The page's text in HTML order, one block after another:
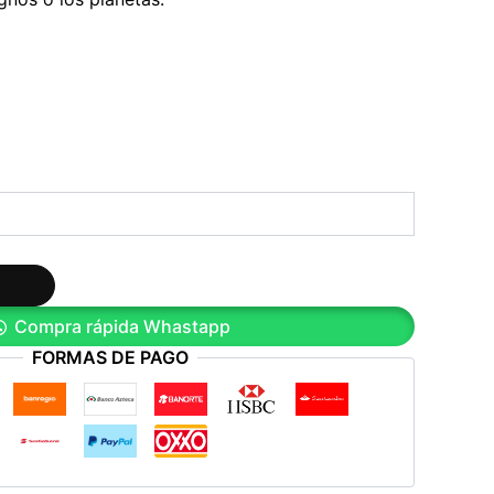
Compra rápida Whastapp
FORMAS DE PAGO